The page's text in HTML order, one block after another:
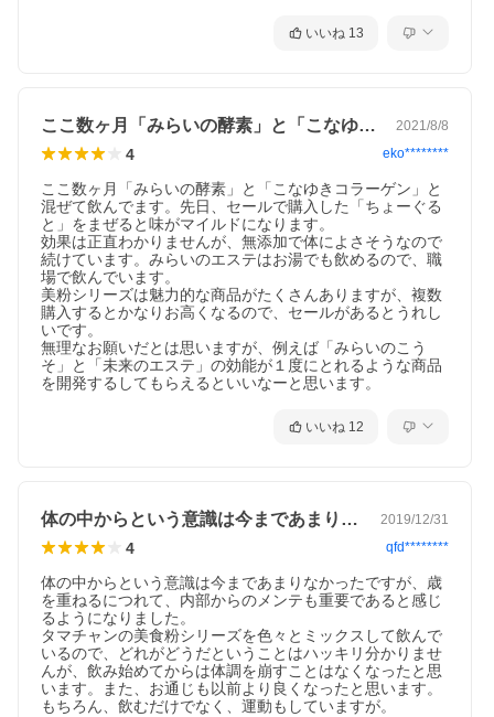
いいね 13
ここ数ヶ月「みらいの酵素」と「こなゆき… 2021/8/8
4 eko********
ここ数ヶ月「みらいの酵素」と「こなゆきコラーゲン」と
混ぜて飲んでます。先日、セールで購入した「ちょーぐる
と」をまぜると味がマイルドになります。
効果は正直わかりませんが、無添加で体によさそうなので
続けています。みらいのエステはお湯でも飲めるので、職
場で飲んでいます。
美粉シリーズは魅力的な商品がたくさんありますが、複数
購入するとかなりお高くなるので、セールがあるとうれし
いです。
無理なお願いだとは思いますが、例えば「みらいのこう
そ」と「未来のエステ」の効能が１度にとれるような商品
を開発するしてもらえるといいなーと思います。
いいね 12
体の中からという意識は今まであまりなか… 2019/12/31
4 qfd********
体の中からという意識は今まであまりなかったですが、歳
を重ねるにつれて、内部からのメンテも重要であると感じ
るようになりました。
タマチャンの美食粉シリーズを色々とミックスして飲んで
いるので、どれがどうだということはハッキリ分かりませ
んが、飲み始めてからは体調を崩すことはなくなったと思
います。また、お通じも以前より良くなったと思います。
もちろん、飲むだけでなく、運動もしていますが。